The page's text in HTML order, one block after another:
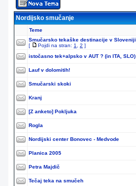
Nordijsko smučanje
Teme
Smučarsko tekaške destinacije v Sloveniji
[
Pojdi na stran: 1 2 ]
istočasno tek+alpsko v AUT ? (in ITA, SLO)
Lauf v dolomitih!
Smučarski skoki
Kranj
[Z anketo] Pokljuka
Rogla
Nordijski center Bonovec - Medvode
Planica 2005
Petra Majdič
Tečaj teka na smučeh